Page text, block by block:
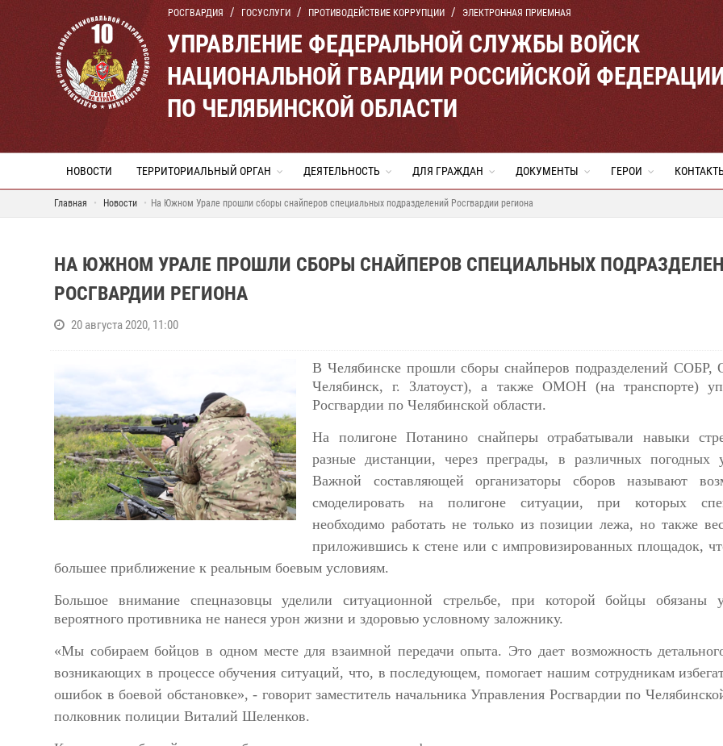
РОСГВАРДИЯ ГОСУСЛУГИ ПРОТИВОДЕЙСТВИЕ КОРРУПЦИИ ЭЛЕКТРОННАЯ ПРИЕМНАЯ
УПРАВЛЕНИЕ ФЕДЕРАЛЬНОЙ СЛУЖБЫ ВОЙСК
НАЦИОНАЛЬНОЙ ГВАРДИИ РОССИЙСКОЙ
ПО ЧЕЛЯБИНСКОЙ ОБЛАСТИ
НОВОСТИ ТЕРРИТОРИАЛЬНЫЙ ОРГАН ДЕЯТЕЛЬНОСТЬ ДЛЯ ГРАЖДАН ДОКУМЕНТЫ ГЕРОИ
Главная Новости На Южном Урале прошли сборы снайперов специальных подразделений Росгвардии региона
НА ЮЖНОМ УРАЛЕ ПРОШЛИ СБОРЫ СНАЙПЕРОВ СПЕЦИАЛЬНЫХ
РОСГВАРДИИ РЕГИОНА
20 августа 2020, 11:00
В Челябинске прошли сборы снайперов подразделений
Челябинск, г. Златоуст), а также ОМОН (на транспорте)
Росгвардии по Челябинской области.
На полигоне Потанино снайперы отрабатывали навыки
разные дистанции, через преграды, в различных погодных
Важной составляющей организаторы сборов называют
смоделировать на полигоне ситуации, при которых
необходимо работать не только из позиции лежа, но также
приложившись к стене или с импровизированных площадок,
большее приближение к реальным боевым условиям.
Большое внимание спецназовцы уделили ситуационной стрельбе, при которой бойцы обязаны
вероятного противника не нанеся урон жизни и здоровью условному заложнику.
«Мы собираем бойцов в одном месте для взаимной передачи опыта. Это дает возможность
возникающих в процессе обучения ситуаций, что, в последующем, помогает нашим сотрудникам
ошибок в боевой обстановке», - говорит заместитель начальника Управления Росгвардии по
полковник полиции Виталий Шеленков.